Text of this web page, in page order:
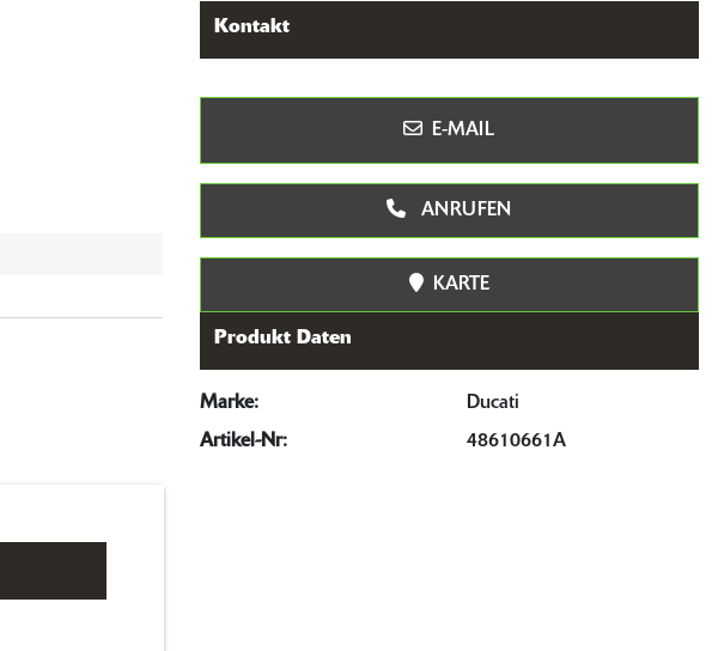
Kontakt
E-MAIL
ANRUFEN
KARTE
Produkt Daten
Marke:
Ducati
Artikel-Nr:
48610661A